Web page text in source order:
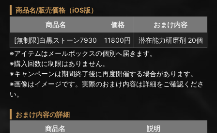
商品名/販売価格（iOS版）
商品名
価格
おまけ内容
[無制限]白黒ストーン7930
11800円
潜在能力研磨剤 20個
※アイテムはメールボックスの個別へ届きます。
※購入回数に制限はありません。
※キャンペーンは期間終了後に再度開催する場合があります。
※画像はイメージです。実際のおまけ内容は詳細をご確認くださ
い。
おまけ内容の詳細
商品名
説明